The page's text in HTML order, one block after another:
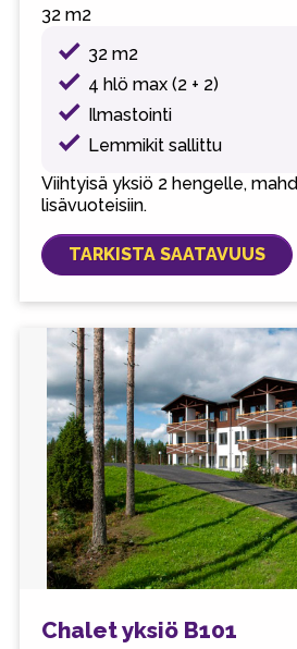
32 m2
32 m2
4 hlö max (2 + 2)
Ilmastointi
Lemmikit sallittu
Viihtyisä yksiö 2 hengelle,
lisävuoteisiin.
TARKISTA SAATAVUUS
Chalet yksiö B101